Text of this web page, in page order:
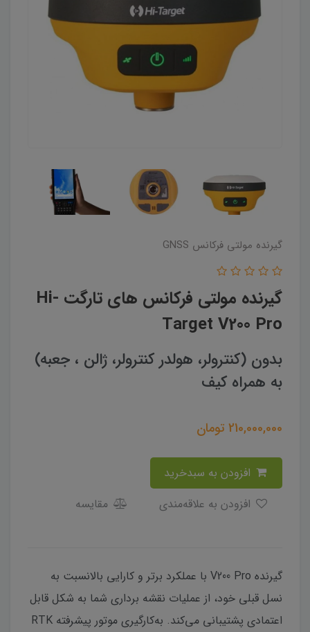
گیرنده مولتی فرکانس GNSS
گیرنده مولتی فرکانس های تارگت Hi-
Target V200 Pro
بدون (کنترولر، هولدر کنترولر، ژالن ، جعبه)
به همراه کیف
210,000,000 تومان
مقایسه
گیرنده V200 Pro با عملکرد برتر و کارایی بالانسبت به
نسل قبلی خود، از عملیات نقشه برداری شما به‌ شکل قابل
اعتمادی پشتیبانی می‌کند. به‌کارگیری موتور پیشرفته RTK